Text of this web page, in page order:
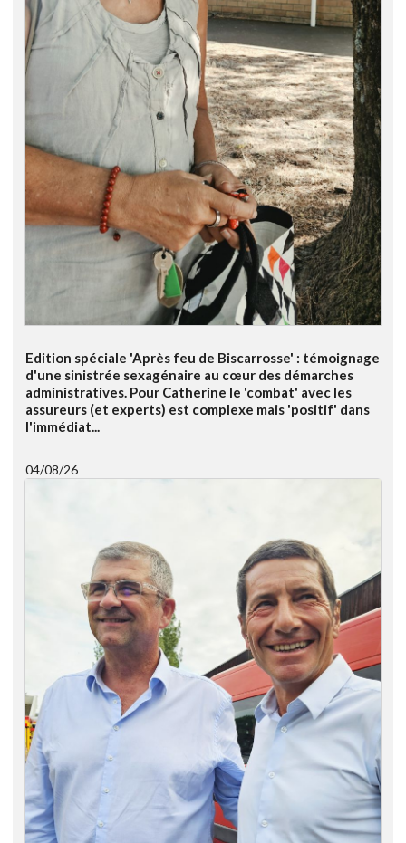
Edition spéciale 'Après feu de Biscarrosse' : témoignage
d'une sinistrée sexagénaire au cœur des démarches
administratives. Pour Catherine le 'combat' avec les
assureurs (et experts) est complexe mais 'positif' dans
l'immédiat...
04/08/26